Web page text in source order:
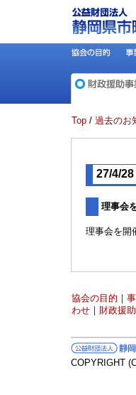
Top / 過去のお
27/4/28
理事会
理事会を開
協会の目的 ｜
わせ ｜ 財政援
COPYRIGHT